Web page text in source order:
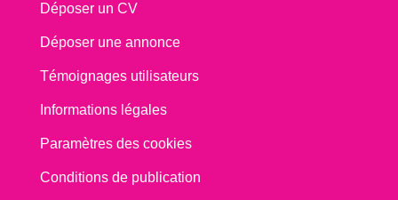
Déposer un CV
Déposer une annonce
Témoignages utilisateurs
Informations légales
Paramètres des cookies
Conditions de publication